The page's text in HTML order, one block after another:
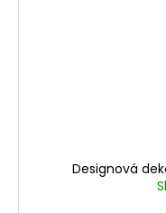
Designová